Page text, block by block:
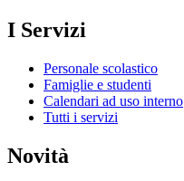
I Servizi
Personale scolastico
Famiglie e studenti
Calendari ad uso interno
Tutti i servizi
Novità